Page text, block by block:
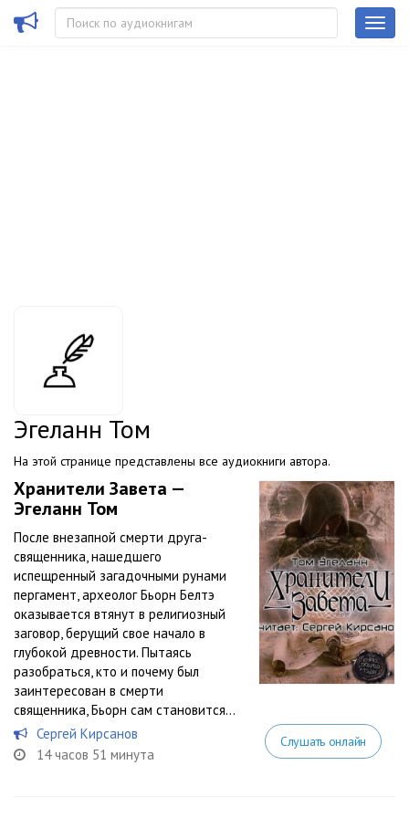
Эгеланн Том
На этой странице представлены все аудиокниги автора.
Хранители Завета —
Эгеланн Том
После внезапной смерти друга-
священника, нашедшего
испещренный загадочными рунами
пергамент, археолог Бьорн Белтэ
оказывается втянут в религиозный
заговор, берущий свое начало в
глубокой древности. Пытаясь
разобраться, кто и почему был
заинтересован в смерти
священника, Бьорн сам становится...
Сергей Кирсанов
14 часов 51 минута
Слушать онлайн